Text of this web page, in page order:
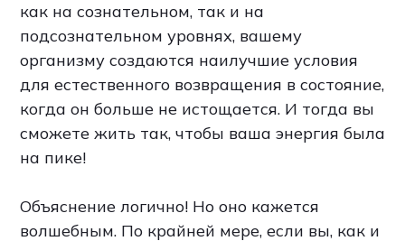
как на сознательном, так и на
подсознательном уровнях, вашему
организму создаются наилучшие условия
для естественного возвращения в состояние,
когда он больше не истощается. И тогда вы
сможете жить так, чтобы ваша энергия была
на пике!
Объяснение логично! Но оно кажется
волшебным. По крайней мере, если вы, как и